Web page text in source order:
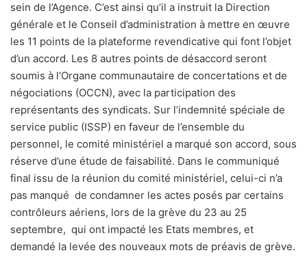
sein de l’Agence. C’est ainsi qu’il a instruit la Direction
générale et le Conseil d’administration à mettre en œuvre
les 11 points de la plateforme revendicative qui font l’objet
d’un accord. Les 8 autres points de désaccord seront
soumis à l’Organe communautaire de concertations et de
négociations (OCCN), avec la participation des
représentants des syndicats. Sur l’indemnité spéciale de
service public (ISSP) en faveur de l’ensemble du
personnel, le comité ministériel a marqué son accord, sous
réserve d’une étude de faisabilité. Dans le communiqué
final issu de la réunion du comité ministériel, celui-ci n’a
pas manqué de condamner les actes posés par certains
contrôleurs aériens, lors de la grève du 23 au 25
septembre, qui ont impacté les Etats membres, et
demandé la levée des nouveaux mots de préavis de grève.